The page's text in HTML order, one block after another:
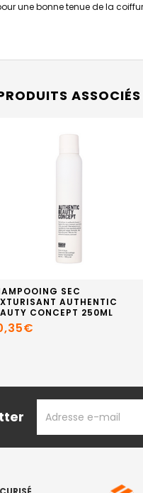
une bonne tenue de la
ASSOCIÉS
SEC
AUTHENTIC
CONCEPT 250ML
EMAIL